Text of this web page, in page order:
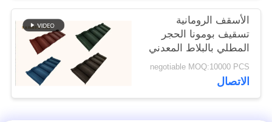
الأسقف الرومانية
تسقيف بومونا الحجر
المطلي بالبلاط المعدني
0.4 مم
negotiable MOQ:10000 PCS
الاتصال